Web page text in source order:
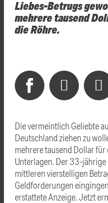
Liebes-Betrugs
mehrere tausend
die Röhre.
Die vermeintlich Geliebte
Deutschland ziehen zu
mehrere tausend Dollar
Unterlagen. Der 33-
mittleren vierstelligen
Geldforderungen
erstattete Anzeige. Jetzt